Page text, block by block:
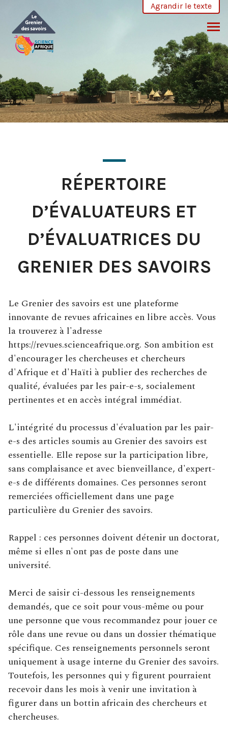
content
RÉPERTOIRE
D’ÉVALUATEURS ET
D’ÉVALUATRICES DU
GRENIER DES SAVOIRS
Le Grenier des savoirs est une plateforme
innovante de revues africaines en libre accès. Vous
la trouverez à l'adresse
https://revues.scienceafrique.org. Son ambition est
d'encourager les chercheuses et chercheurs
d'Afrique et d'Haïti à publier des recherches de
qualité, évaluées par les pair-e-s, socialement
pertinentes et en accès intégral immédiat.
L'intégrité du processus d'évaluation par les pair-
e-s des articles soumis au Grenier des savoirs est
essentielle. Elle repose sur la participation libre,
sans complaisance et avec bienveillance, d'expert-
e-s de différents domaines. Ces personnes seront
remerciées officiellement dans une page
particulière du Grenier des savoirs.
Rappel : ces personnes doivent détenir un doctorat,
même si elles n'ont pas de poste dans une
université.
Merci de saisir ci-dessous les renseignements
demandés, que ce soit pour vous-même ou pour
une personne que vous recommandez pour jouer ce
rôle dans une revue ou dans un dossier thématique
spécifique. Ces renseignements personnels seront
uniquement à usage interne du Grenier des savoirs.
Toutefois, les personnes qui y figurent pourraient
recevoir dans les mois à venir une invitation à
figurer dans un bottin africain des chercheurs et
chercheuses.
Agrandir le texte